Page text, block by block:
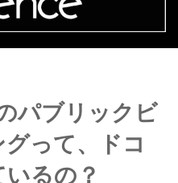
ン・サロンです。 米豪
の'80年代500ccクラス
ャン・サロンは、1976
バキア350ccクラスで
果たします（決勝10
1977年のドイ...
パブリックビ
グって、ドコ
るの？